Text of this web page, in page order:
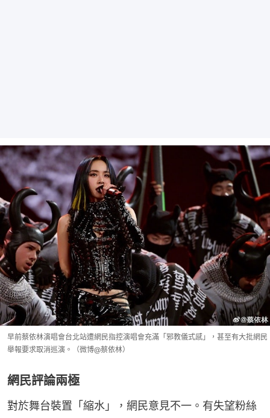
早前蔡依林演唱會台北站遭網民指控演唱會充滿「邪教儀式感」，甚至有大批網民
舉報要求取消巡演。（微博@蔡依林）
網民評論兩極
對於舞台裝置「縮水」，網民意見不一。有失望粉絲